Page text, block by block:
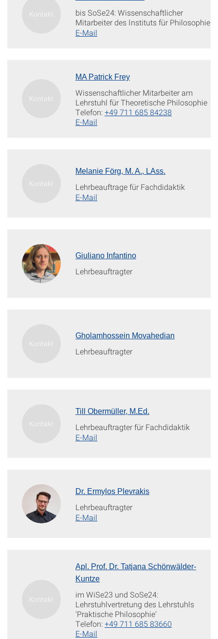
bis SoSe24: Wissenschaftlicher
Mitarbeiter des Instituts für Philosophie
E-Mail
MA Patrick Frey
Wissenschaftlicher Mitarbeiter am
Lehrstuhl für Theoretische Philosophie
Telefon:+49 711 685 84238
E-Mail
Melanie Förg, M. A., LAss.
Lehrbeauftrage für Fachdidaktik
E-Mail
Giuliano Infantino
Lehrbeauftragter
Gholamhossein Movahedian
Lehrbeauftragter
Till Obermüller, M.Ed.
Lehrbeauftragter für Fachdidaktik
E-Mail
Dr. Ermylos Plevrakis
Lehrbeauftragter
E-Mail
Apl. Prof. Dr. Tatjana Schönwälder-
Kuntze
im WiSe23 und SoSe24:
Lehrstuhlvertretung des Lehrstuhls
'Praktische Philosophie'
Telefon:+49 711 685 83660
E-Mail